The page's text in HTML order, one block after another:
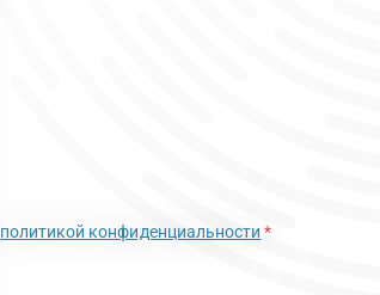
политикой конфиденциальности *